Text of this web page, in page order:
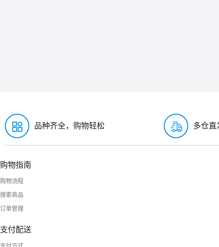
品种齐全，购物轻松 多仓直
购物指南
购物流程
搜索商品
订单管理
支付配送